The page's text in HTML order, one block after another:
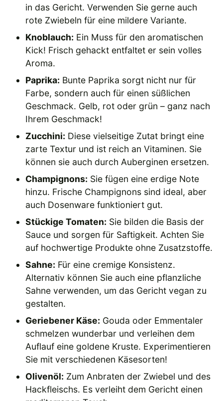
in das Gericht. Verwenden Sie gerne auch
rote Zwiebeln für eine mildere Variante.
Knoblauch: Ein Muss für den aromatischen
Kick! Frisch gehackt entfaltet er sein volles
Aroma.
Paprika: Bunte Paprika sorgt nicht nur für
Farbe, sondern auch für einen süßlichen
Geschmack. Gelb, rot oder grün – ganz nach
Ihrem Geschmack!
Zucchini: Diese vielseitige Zutat bringt eine
zarte Textur und ist reich an Vitaminen. Sie
können sie auch durch Auberginen ersetzen.
Champignons: Sie fügen eine erdige Note
hinzu. Frische Champignons sind ideal, aber
auch Dosenware funktioniert gut.
Stückige Tomaten: Sie bilden die Basis der
Sauce und sorgen für Saftigkeit. Achten Sie
auf hochwertige Produkte ohne Zusatzstoffe.
Sahne: Für eine cremige Konsistenz.
Alternativ können Sie auch eine pflanzliche
Sahne verwenden, um das Gericht vegan zu
gestalten.
Geriebener Käse: Gouda oder Emmentaler
schmelzen wunderbar und verleihen dem
Auflauf eine goldene Kruste. Experimentieren
Sie mit verschiedenen Käsesorten!
Olivenöl: Zum Anbraten der Zwiebel und des
Hackfleischs. Es verleiht dem Gericht einen